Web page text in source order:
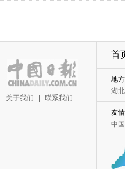
关于我们 联系我们
首
地
湖北
友
中